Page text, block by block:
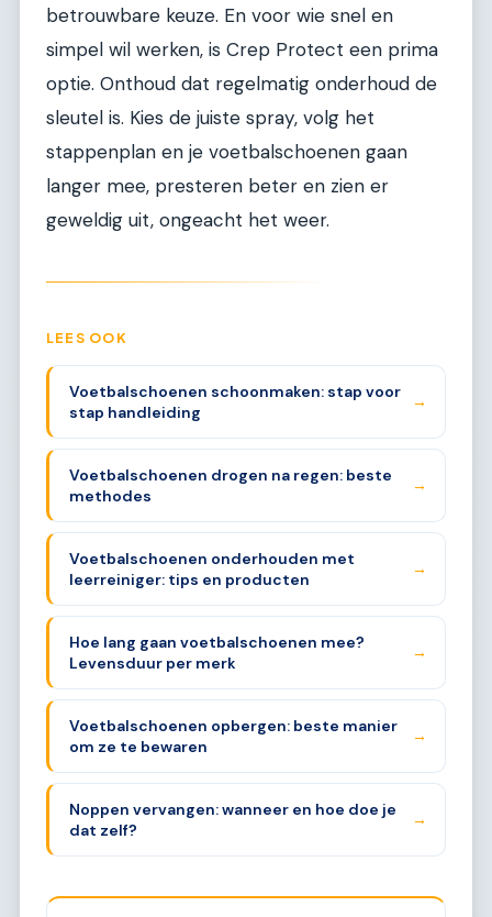
betrouwbare keuze. En voor wie snel en
simpel wil werken, is Crep Protect een prima
optie. Onthoud dat regelmatig onderhoud de
sleutel is. Kies de juiste spray, volg het
stappenplan en je voetbalschoenen gaan
langer mee, presteren beter en zien er
geweldig uit, ongeacht het weer.
LEES OOK
Voetbalschoenen schoonmaken: stap voor
stap handleiding
→
Voetbalschoenen drogen na regen: beste
methodes
→
Voetbalschoenen onderhouden met
leerreiniger: tips en producten
→
Hoe lang gaan voetbalschoenen mee?
Levensduur per merk
→
Voetbalschoenen opbergen: beste manier
om ze te bewaren
→
Noppen vervangen: wanneer en hoe doe je
dat zelf?
→